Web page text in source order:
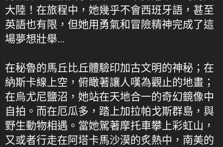
大陸！在旅程中，她幾乎不會西班牙語，甚至
英語也有限，但她用勇氣和冒險精神完成了這
場夢想壯舉...
在秘魯的馬丘比丘體驗印加古文明的神秘；在
納斯卡線上空，俯瞰著讓人嘆為觀止的地畫；
在烏尤尼鹽沼，她站在天地合一的奇幻鏡像中
自拍。而在厄瓜多，踏上加拉帕戈斯群島，與
野生動物相遇。當她駕著摩托車攀上彩虹山，
又或者行走在阿塔卡馬沙漠的炙熱中，南美的